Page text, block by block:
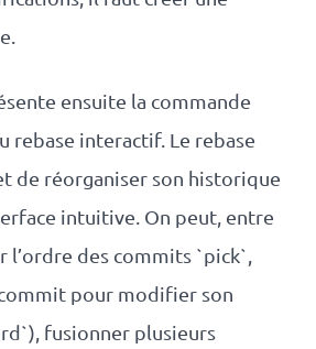
ensuite la commande
rebase interactif. Le rebase
de réorganiser son historique
intuitive. On peut, entre
l’ordre des commits `pick`,
pour modifier son
fusionner plusieurs